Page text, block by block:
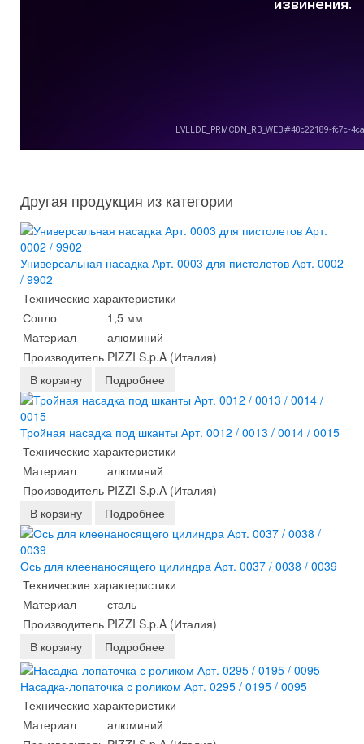
Другая продукция из категории
Универсальная насадка Арт. 0003 для пистолетов Арт. 0002
/ 9902
Технические характеристики
Сопло
1,5 мм
Материал
алюминий
Производитель PIZZI S.p.A (Италия)
В корзину
Подробнее
Тройная насадка под шканты Арт. 0012 / 0013 / 0014 / 0015
Технические характеристики
Материал
алюминий
Производитель PIZZI S.p.A (Италия)
В корзину
Подробнее
Ось для клеенаносящего цилиндра Арт. 0037 / 0038 / 0039
Технические характеристики
Материал
сталь
Производитель PIZZI S.p.A (Италия)
В корзину
Подробнее
Насадка-лопаточка с роликом Арт. 0295 / 0195 / 0095
Технические характеристики
Материал
алюминий